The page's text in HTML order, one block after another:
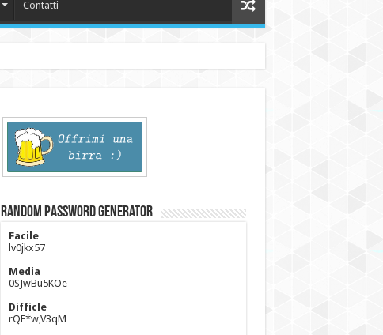
Contatti
Random Password Generator
Facile
lv0jkx57
Media
0SJwBu5KOe
Difficle
rQF*w,V3qM